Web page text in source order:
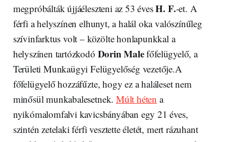
megpróbálták újjáéleszteni az 53 évesH. F.-et. A
férfi a helyszínen elhunyt, a halál oka valószínűleg
szívinfarktus volt – közölte honlapunkkal a
helyszínen tartózkodó Dorin Malefőfelügyelő, a
Területi Munkaügyi Felügyelőség vezetője.A
főfelügyelő hozzáfűzte, hogy ez a haláleset nem
minősül munkabalesetnek. Múlt héten a
nyikómalomfalvi kavicsbányában egy 21 éves,
szintén zetelaki férfi vesztette életét, mert rázuhant